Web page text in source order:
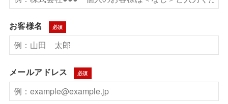
お客様名 必須
メールアドレス 必須